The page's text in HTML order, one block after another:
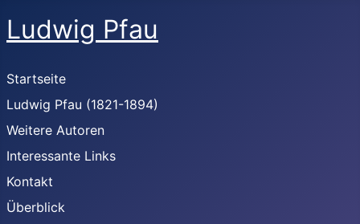
Ludwig Pfau
Startseite
Ludwig Pfau (1821-1894)
Weitere Autoren
Interessante Links
Kontakt
Überblick